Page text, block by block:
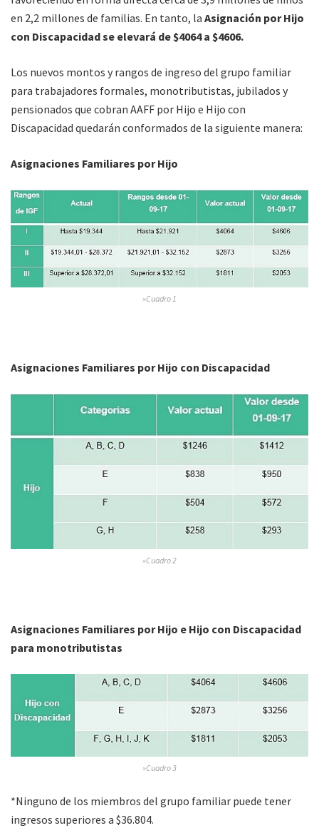
en 2,2 millones de familias. En tanto, la Asignación por Hijo
con Discapacidad se elevará de $4064 a $4606.
Los nuevos montos y rangos de ingreso del grupo familiar
para trabajadores formales, monotributistas, jubilados y
pensionados que cobran AAFF por Hijo e Hijo con
Discapacidad quedarán conformados de la siguiente manera:
Asignaciones Familiares por Hijo
»Cuadro 1
Asignaciones Familiares por Hijo con Discapacidad
»Cuadro 2
Asignaciones Familiares por Hijo e Hijo con Discapacidad
para monotributistas
»Cuadro 3
*Ninguno de los miembros del grupo familiar puede tener
ingresos superiores a $36.804.